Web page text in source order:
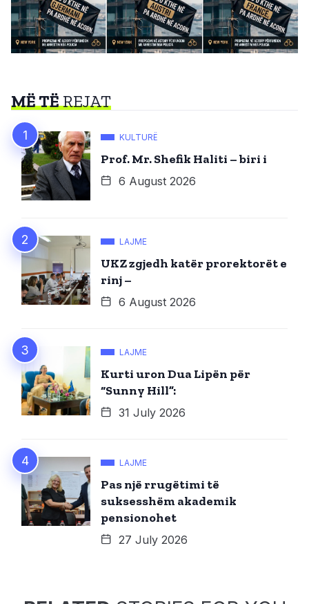
MË TËREJAT
KULTURË
Prof. Mr. Shefik Haliti – biri i
6 August 2026
LAJME
UKZ zgjedh katër prorektorët e
rinj –
6 August 2026
LAJME
Kurti uron Dua Lipën për
“Sunny Hill”:
31 July 2026
LAJME
Pas një rrugëtimi të
suksesshëm akademik
pensionohet
27 July 2026